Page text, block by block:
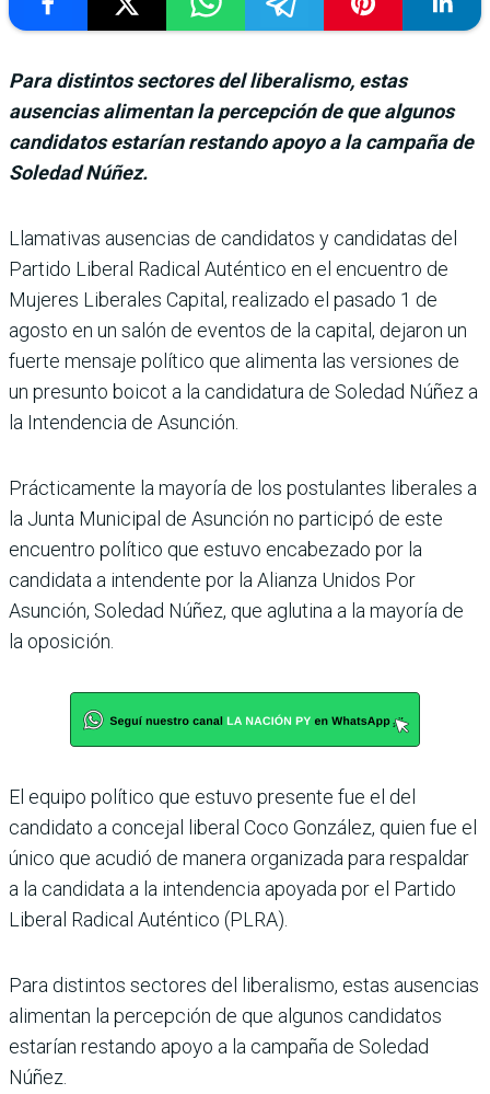
Para distintos sectores del liberalismo, estas
ausencias alimentan la percepción de que algunos
candidatos estarían restando apoyo a la campaña de
Soledad Núñez.
Llamativas ausencias de can­didatos y candidatas del
Par­tido Liberal Radical Autén­tico en el encuentro de
Mujeres Liberales Capital, realizado el pasado 1 de
agosto en un salón de eventos de la capital, deja­ron un
fuerte mensaje político que alimenta las versiones de
un presunto boicot a la can­didatura de Soledad Núñez a
la Intendencia de Asunción.
Prácticamente la mayoría de los postulantes liberales a
la Junta Municipal de Asunción no participó de este
encuen­tro político que estuvo encabe­zado por la
candidata a inten­dente por la Alianza Unidos Por
Asunción, Soledad Núñez, que aglutina a la mayoría de
la oposición.
El equipo político que estuvo presente fue el del
candidato a concejal liberal Coco González, quien fue el
único que acudió de manera organizada para respaldar
a la candidata a la intendencia apoyada por el Partido
Libe­ral Radical Auténtico (PLRA).
Para distintos sectores del liberalismo, estas ausencias
alimentan la percepción de que algunos candidatos
esta­rían restando apoyo a la cam­paña de Soledad
Núñez.